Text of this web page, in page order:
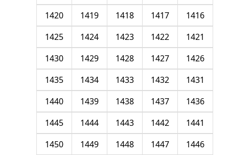
1416
1417
1418
1419
1420
1421
1422
1423
1424
1425
1426
1427
1428
1429
1430
1431
1432
1433
1434
1435
1436
1437
1438
1439
1440
1441
1442
1443
1444
1445
1446
1447
1448
1449
1450